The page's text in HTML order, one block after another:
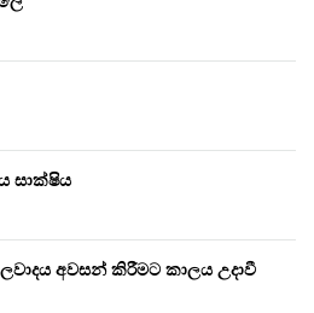
සාක්ෂිය
අවසන් කිරීමට කාලය උදාවී